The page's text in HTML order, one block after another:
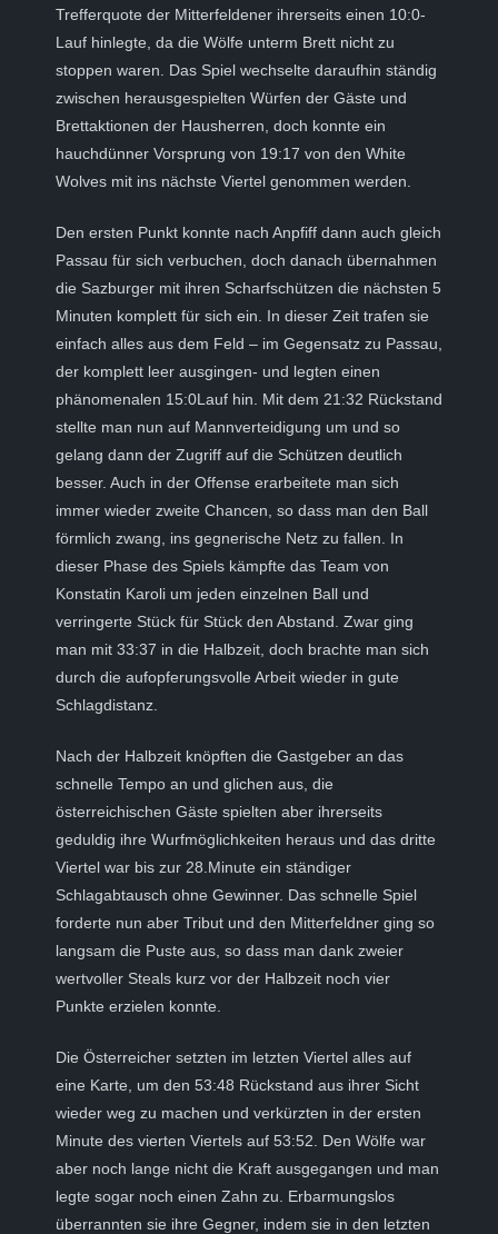
Trefferquote der Mitterfeldener ihrerseits einen 10:0-
Lauf hinlegte, da die Wölfe unterm Brett nicht zu
stoppen waren. Das Spiel wechselte daraufhin ständig
zwischen herausgespielten Würfen der Gäste und
Brettaktionen der Hausherren, doch konnte ein
hauchdünner Vorsprung von 19:17 von den White
Wolves mit ins nächste Viertel genommen werden.
Den ersten Punkt konnte nach Anpfiff dann auch gleich
Passau für sich verbuchen, doch danach übernahmen
die Sazburger mit ihren Scharfschützen die nächsten 5
Minuten komplett für sich ein. In dieser Zeit trafen sie
einfach alles aus dem Feld – im Gegensatz zu Passau,
der komplett leer ausgingen- und legten einen
phänomenalen 15:0Lauf hin. Mit dem 21:32 Rückstand
stellte man nun auf Mannverteidigung um und so
gelang dann der Zugriff auf die Schützen deutlich
besser. Auch in der Offense erarbeitete man sich
immer wieder zweite Chancen, so dass man den Ball
förmlich zwang, ins gegnerische Netz zu fallen. In
dieser Phase des Spiels kämpfte das Team von
Konstatin Karoli um jeden einzelnen Ball und
verringerte Stück für Stück den Abstand. Zwar ging
man mit 33:37 in die Halbzeit, doch brachte man sich
durch die aufopferungsvolle Arbeit wieder in gute
Schlagdistanz.
Nach der Halbzeit knöpften die Gastgeber an das
schnelle Tempo an und glichen aus, die
österreichischen Gäste spielten aber ihrerseits
geduldig ihre Wurfmöglichkeiten heraus und das dritte
Viertel war bis zur 28.Minute ein ständiger
Schlagabtausch ohne Gewinner. Das schnelle Spiel
forderte nun aber Tribut und den Mitterfeldner ging so
langsam die Puste aus, so dass man dank zweier
wertvoller Steals kurz vor der Halbzeit noch vier
Punkte erzielen konnte.
Die Österreicher setzten im letzten Viertel alles auf
eine Karte, um den 53:48 Rückstand aus ihrer Sicht
wieder weg zu machen und verkürzten in der ersten
Minute des vierten Viertels auf 53:52. Den Wölfe war
aber noch lange nicht die Kraft ausgegangen und man
legte sogar noch einen Zahn zu. Erbarmungslos
überrannten sie ihre Gegner, indem sie in den letzten